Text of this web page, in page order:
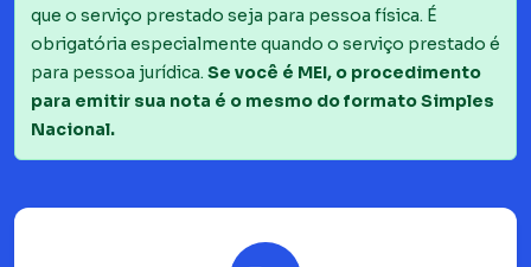
que o serviço prestado seja para pessoa física. É
obrigatória especialmente quando o serviço prestado é
para pessoa jurídica. Se você é MEI, o procedimento
para emitir sua nota é o mesmo do formato Simples
Nacional.